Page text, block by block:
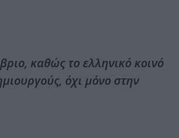
καθώς το ελληνικό κοινό
όχι μόνο στην